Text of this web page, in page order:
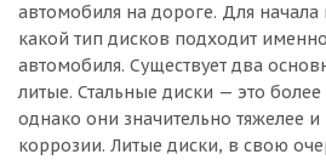
автомобиля на дороге. Для начала
какой тип дисков подходит
автомобиля. Существует два
литые. Стальные диски — это
однако они значительно тяжелее
коррозии. Литые диски, в свою